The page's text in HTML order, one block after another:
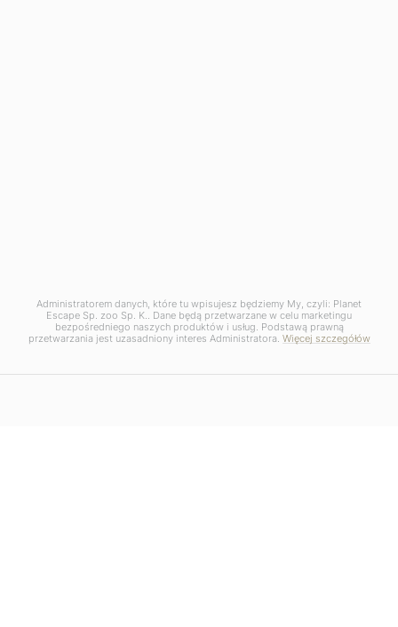
Administratorem danych, które tu wpisujesz będziemy My, czyli: Planet
Escape Sp. zoo Sp. K.. Dane będą przetwarzane w celu marketingu
bezpośredniego naszych produktów i usług. Podstawą prawną
przetwarzania jest uzasadniony interes Administratora. Więcej szczegółów